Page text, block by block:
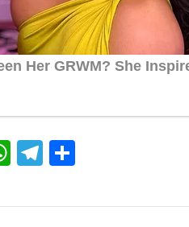
WhatsApp
Telegram